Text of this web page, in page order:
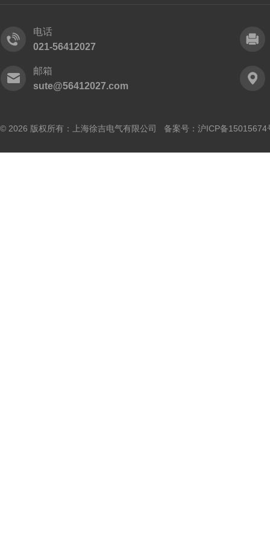
电话
021-56412027
邮箱
sute@56412027.com
© 2026 版权所有：上海徐吉电气有限公司 备案号： 沪ICP备15015674